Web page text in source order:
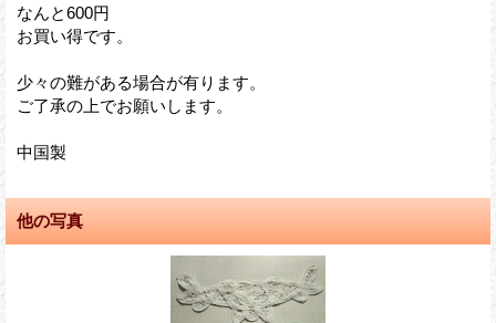
なんと600円
お買い得です。
少々の難がある場合が有ります。
ご了承の上でお願いします。
中国製
他の写真